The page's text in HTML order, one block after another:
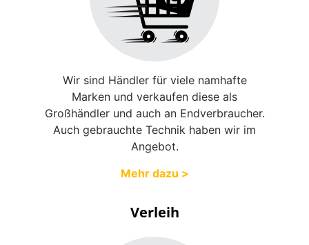
Wir sind Händler für viele namhafte
Marken und verkaufen diese als
Großhändler und auch an Endverbraucher.
Auch gebrauchte Technik haben wir im
Angebot.
Mehr dazu >
Verleih